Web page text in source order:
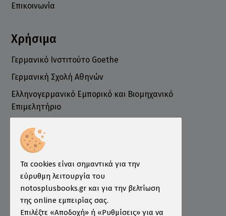
Επικοινωνία
Χρήσιμα
Γερμανικό Ινστιτούτο Goethe
Γερμανική Σχολή Αθηνών
Ελληνογερμανικό Εμπορικό και Βιομηχανικό
Επιμελητήριο
Πληροφορίες
Τρόποι Πληρωμής
Τρόποι Αποστολής
Εγγύηση - Επιστροφές
Τα cookies είναι σημαντικά για την
εύρυθμη λειτουργία του
notosplusbooks.gr και για την βελτίωση
της online εμπειρίας σας.
Επιλέξτε «Αποδοχή» ή «Ρυθμίσεις» για να